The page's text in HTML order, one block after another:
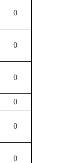
0
0
0
0
0
0